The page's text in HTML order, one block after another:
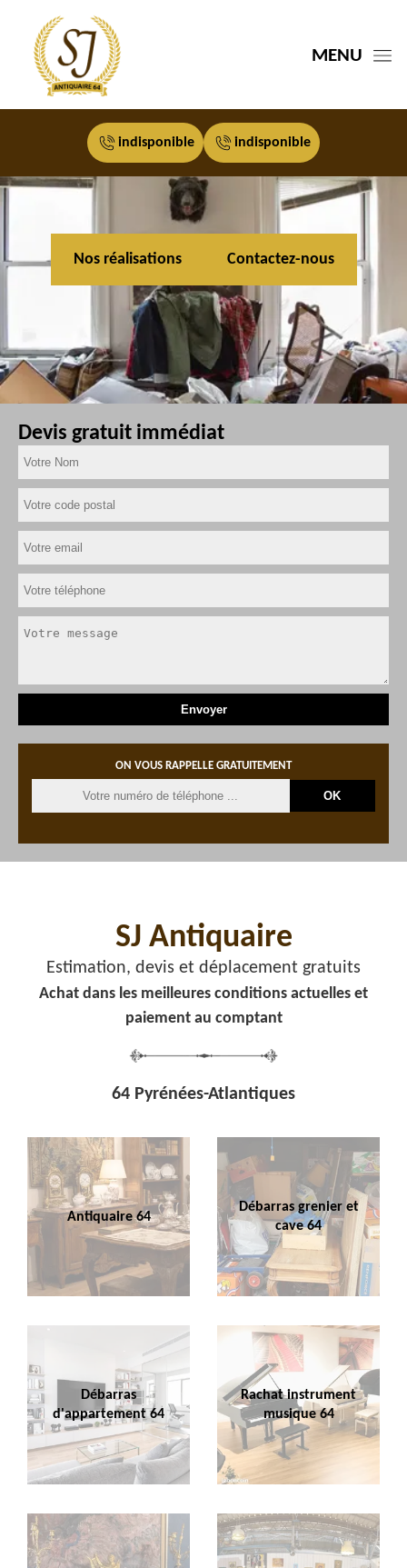
MENU
indisponible indisponible
Nos réalisations Contactez-nous
Devis gratuit immédiat
ON VOUS RAPPELLE GRATUITEMENT
SJ Antiquaire
Estimation, devis et déplacement gratuits
Achat dans les meilleures conditions actuelles et
paiement au comptant
64 Pyrénées-Atlantiques
Antiquaire 64
Débarras grenier et
cave 64
Débarras
d'appartement 64
Rachat instrument
musique 64